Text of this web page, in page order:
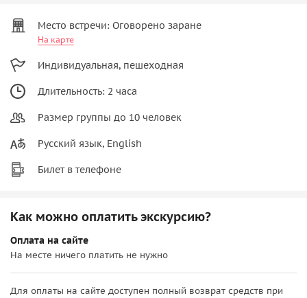
Место встречи: Оговорено заране
На карте
Индивидуальная, пешеходная
Длительность: 2 часа
Размер группы до 10 человек
Русский язык, English
Билет в телефоне
Как можно оплатить экскурсию?
Оплата на сайте
На месте ничего платить не нужно
Для оплаты на сайте доступен полный возврат средств при